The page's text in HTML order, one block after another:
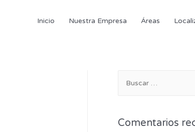
Inicio Nuestra Empresa Áreas
Comentarios